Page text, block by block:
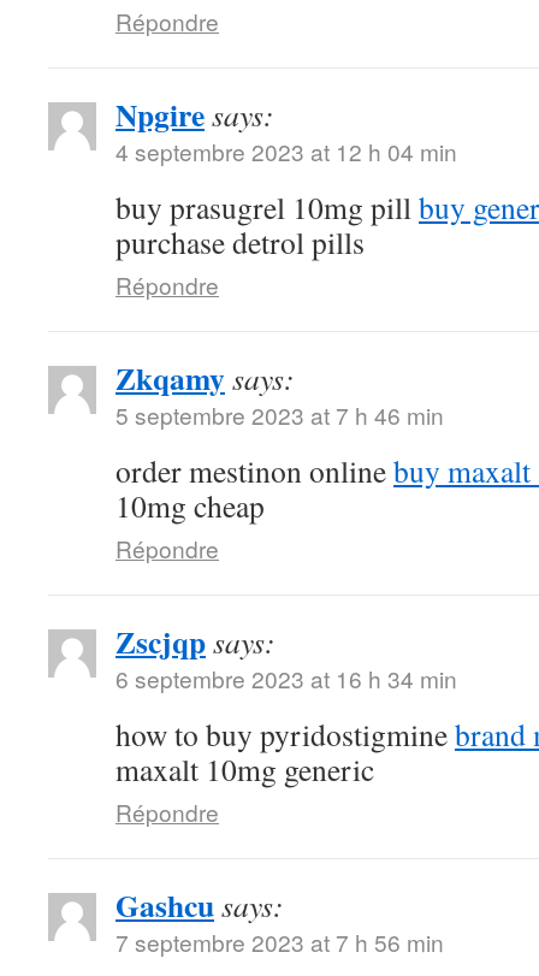
Répondre
Npgiresays:
4 septembre 2023 at 12 h 04 min
buy prasugrel 10mg pillbuy
purchase detrol pills
Répondre
Zkqamysays:
5 septembre 2023 at 7 h 46 min
order mestinon onlinebuy
10mg cheap
Répondre
Zscjqpsays:
6 septembre 2023 at 16 h 34 min
how to buy pyridostigminebrand
maxalt 10mg generic
Répondre
Gashcusays:
7 septembre 2023 at 7 h 56 min